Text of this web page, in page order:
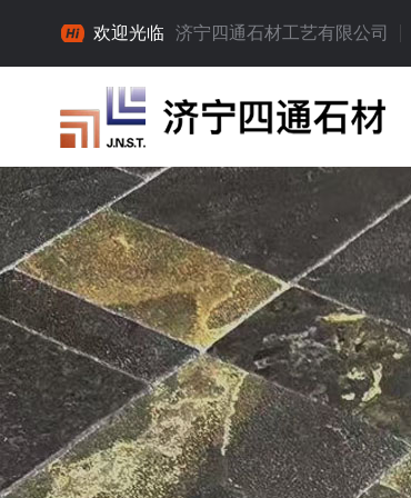
欢迎光临 济宁四通石材工艺有限公司